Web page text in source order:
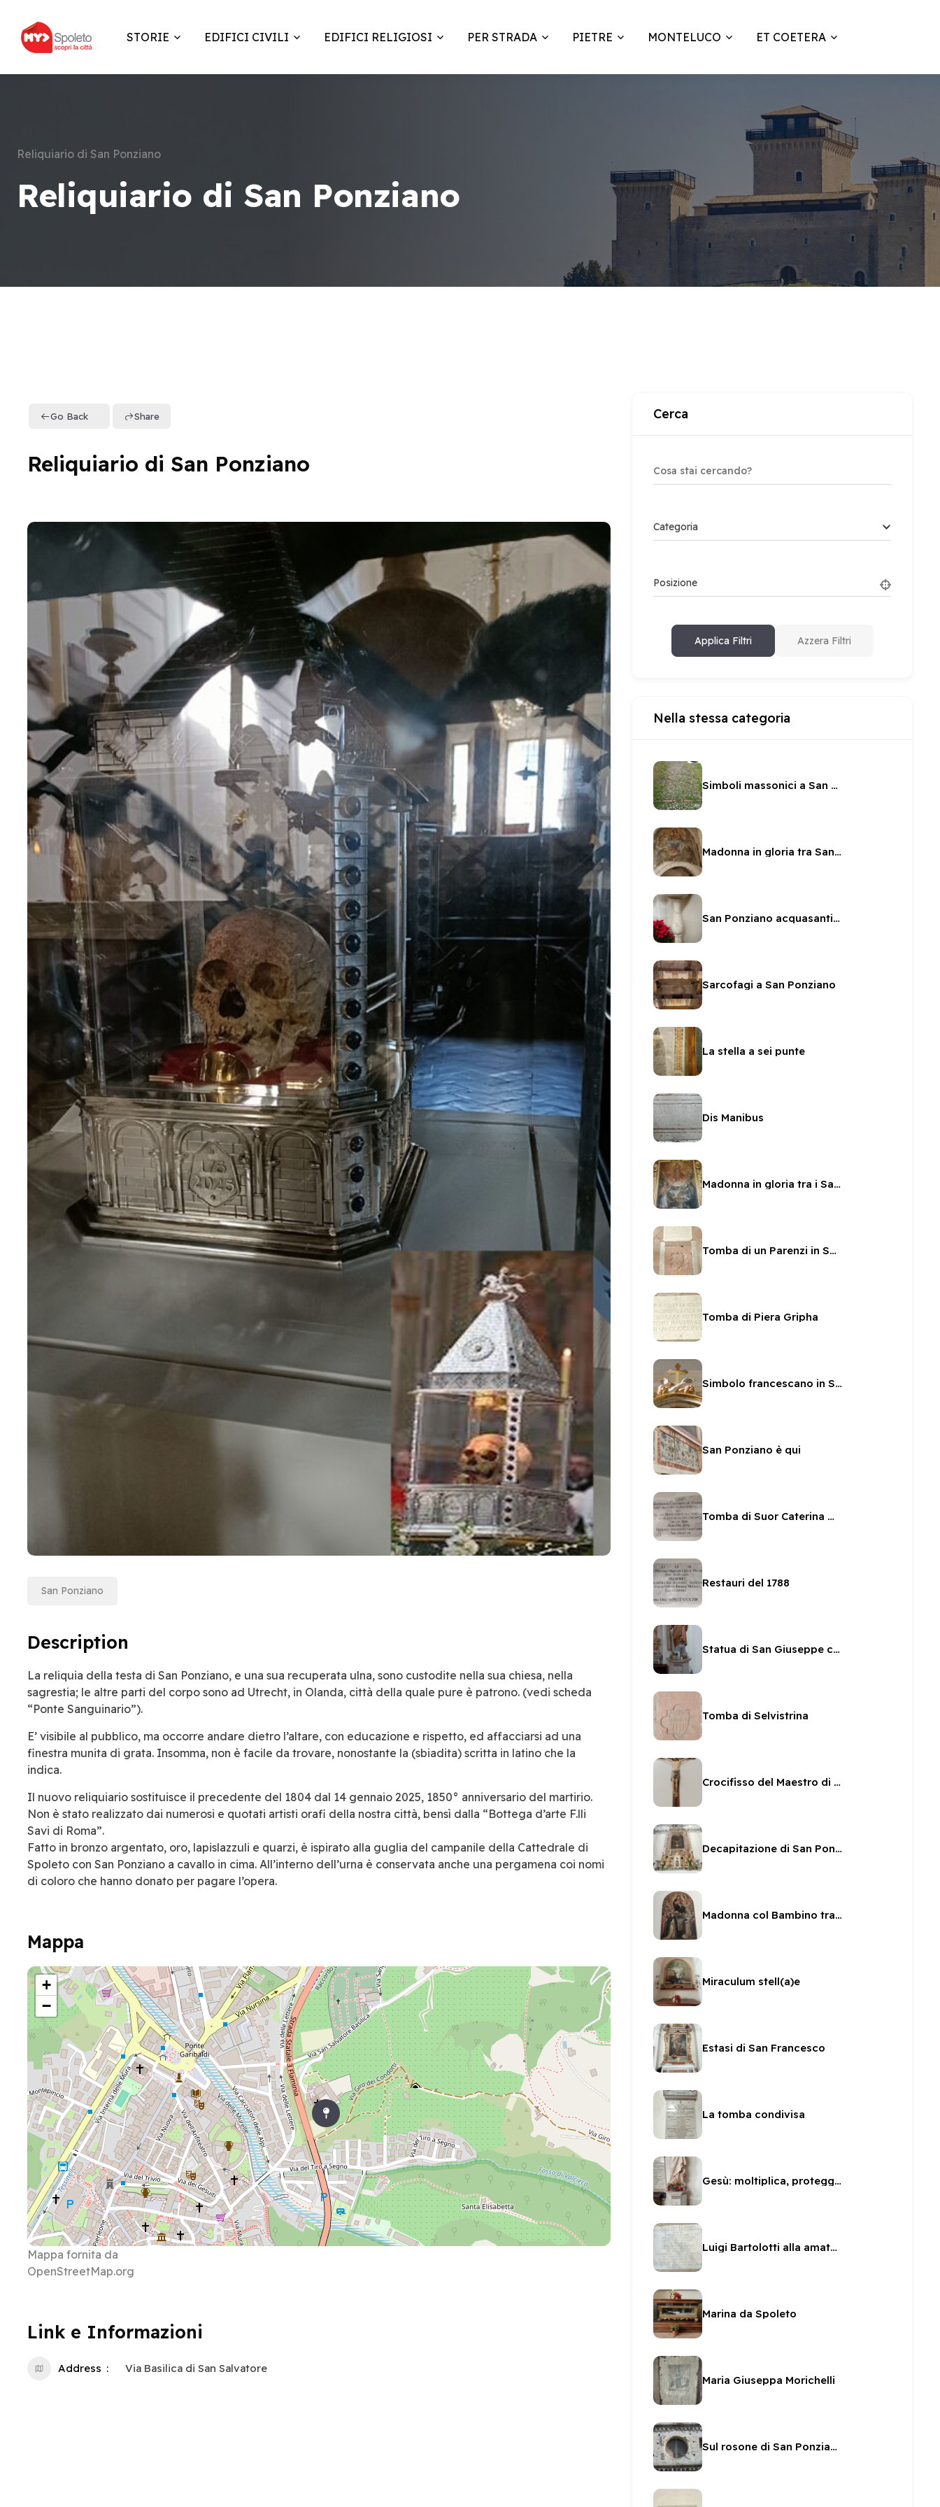
STORIE EDIFICI CIVILI EDIFICI RELIGIOSI PER STRADA PIETRE MONTELUCO ET COETERA
Reliquiario di San Ponziano
Reliquiario di San Ponziano
Go Back Share
Reliquiario di San Ponziano
San Ponziano
Description
La reliquia della testa di San Ponziano, e una sua recuperata ulna, sono custodite nella sua chiesa, nella
sagrestia; le altre parti del corpo sono ad Utrecht, in Olanda, città della quale pure è patrono. (vedi scheda
“Ponte Sanguinario”).
E’ visibile al pubblico, ma occorre andare dietro l’altare, con educazione e rispetto, ed affacciarsi ad una
finestra munita di grata. Insomma, non è facile da trovare, nonostante la (sbiadita) scritta in latino che la
indica.
Il nuovo reliquiario sostituisce il precedente del 1804 dal 14 gennaio 2025, 1850° anniversario del martirio.
Non è stato realizzato dai numerosi e quotati artisti orafi della nostra città, bensì dalla “Bottega d’arte F.lli
Savi di Roma”.
Fatto in bronzo argentato, oro, lapislazzuli e quarzi, è ispirato alla guglia del campanile della Cattedrale di
Spoleto con San Ponziano a cavallo in cima. All’interno dell’urna è conservata anche una pergamena coi nomi
di coloro che hanno donato per pagare l’opera.
Mappa
+
−
Mappa fornita da
OpenStreetMap.org
Link e Informazioni
Address Via Basilica di San Salvatore
Cerca
Categoria
Posizione
Applica Filtri Azzera Filtri
Nella stessa categoria
Simboli massonici a San Ponziano
Madonna in gloria tra San Francesco d'Assisi e Sant'Antonio da Padova
San Ponziano acquasantiera
Sarcofagi a San Ponziano
La stella a sei punte
Dis Manibus
Madonna in gloria tra i Santi Francesco, Carlo e Antonio
Tomba di un Parenzi in San Ponziano
Tomba di Piera Gripha
Simbolo francescano in San Ponziano
San Ponziano è qui
Tomba di Suor Caterina Marchetti
Restauri del 1788
Statua di San Giuseppe col Bambino
Tomba di Selvistrina
Crocifisso del Maestro di San Ponziano
Decapitazione di San Ponziano
Madonna col Bambino tra i Santi
Miraculum stell(a)e
Estasi di San Francesco
La tomba condivisa
Gesù: moltiplica, proteggi, governa
Luigi Bartolotti alla amata Lucia
Marina da Spoleto
Maria Giuseppa Morichelli
Sul rosone di San Ponziano